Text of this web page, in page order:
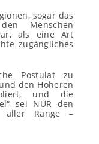
sogar das
Menschen
als eine Art
zugängliches
Postulat zu
den Höheren
und die
sei NUR den
aller Ränge –